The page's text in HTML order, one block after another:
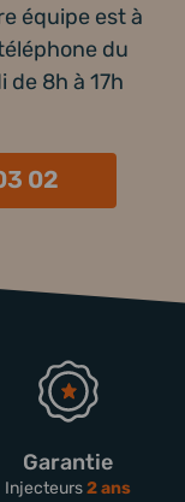
équipe est à
du
de 8h à 17h
02
Garantie
Injecteurs2 ans